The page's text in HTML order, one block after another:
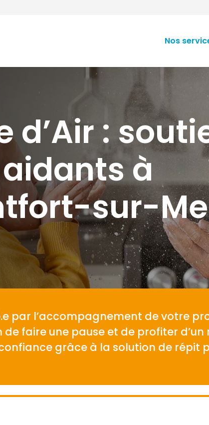
Nos
d’Air :
à
sur-
par l’accompagnement de votre
de faire une pause et de profiter
grâce à la solution de répit